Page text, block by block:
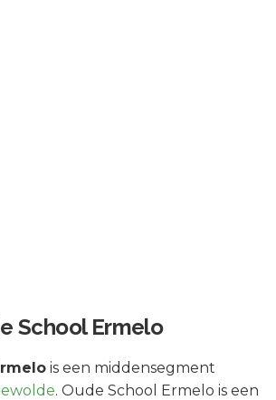
School Ermelo
is een middensegment
. Oude School Ermelo is een